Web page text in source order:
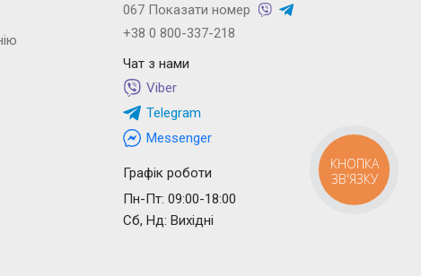
067 Показати номер
+38 0 800-337-218
Чат з нами
Viber
Telegram
Messenger
Графік роботи
Пн-Пт: 09:00-18:00
Сб, Нд: Вихідні
КНОПКА
ЗВ'ЯЗКУ